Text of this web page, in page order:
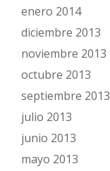
enero 2014
diciembre 2013
noviembre 2013
octubre 2013
septiembre 2013
julio 2013
junio 2013
mayo 2013